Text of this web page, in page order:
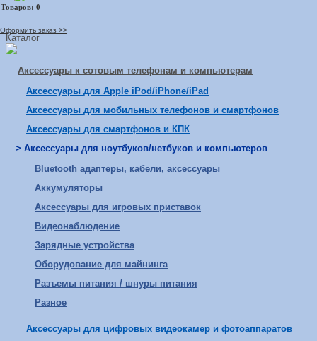
Оформить заказ >>
Каталог
Аксессуары к сотовым телефонам и компьютерам
Аксессуары для Apple iPod/iPhone/iPad
Аксессуары для мобильных телефонов и смартфонов
Аксессуары для смартфонов и КПК
> Аксессуары для ноутбуков/нетбуков и компьютеров
Bluetooth адаптеры, кабели, аксессуары
Аккумуляторы
Аксессуары для игровых приставок
Видеонаблюдение
Зарядные устройства
Оборудование для майнинга
Разъемы питания / шнуры питания
Разное
Аксессуары для цифровых видеокамер и фотоаппаратов